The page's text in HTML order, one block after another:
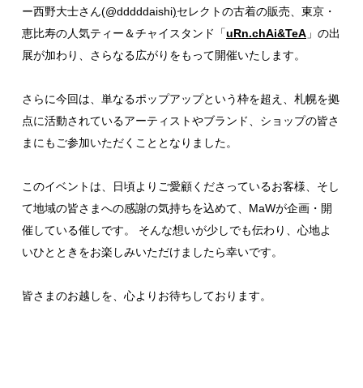
ー西野大士さん(@dddddaishi)セレクトの古着の販売、東京・
恵比寿の人気ティー＆チャイスタンド「uRn.chAi&TeA 」の出
展が加わり、さらなる広がりをもって開催いたします。
さらに今回は、単なるポップアップという枠を超え、札幌を拠
点に活動されているアーティストやブランド、ショップの皆さ
まにもご参加いただくこととなりました。
このイベントは、日頃よりご愛顧くださっているお客様、そし
て地域の皆さまへの感謝の気持ちを込めて、MaWが企画・開
催している催しです。 そんな想いが少しでも伝わり、心地よ
いひとときをお楽しみいただけましたら幸いです。
皆さまのお越しを、心よりお待ちしております。